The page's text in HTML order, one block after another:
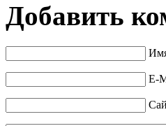
Добавить
E-